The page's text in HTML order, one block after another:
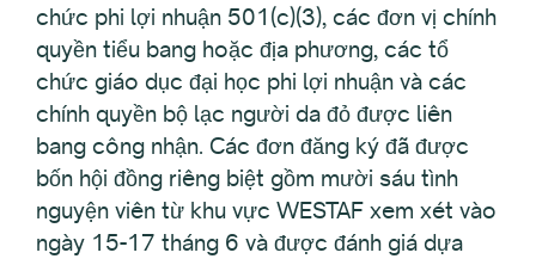
chức phi lợi nhuận 501(c)(3), các đơn vị chính
quyền tiểu bang hoặc địa phương, các tổ
chức giáo dục đại học phi lợi nhuận và các
chính quyền bộ lạc người da đỏ được liên
bang công nhận. Các đơn đăng ký đã được
bốn hội đồng riêng biệt gồm mười sáu tình
nguyện viên từ khu vực WESTAF xem xét vào
ngày 15-17 tháng 6 và được đánh giá dựa